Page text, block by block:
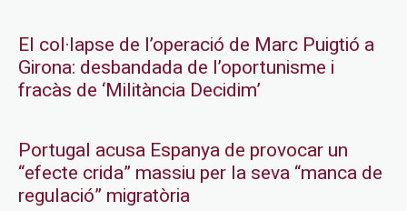
El col·lapse de l’operació de Marc Puigtió a
Girona: desbandada de l’oportunisme i
fracàs de ‘Militància Decidim’
Portugal acusa Espanya de provocar un
“efecte crida” massiu per la seva “manca de
regulació” migratòria